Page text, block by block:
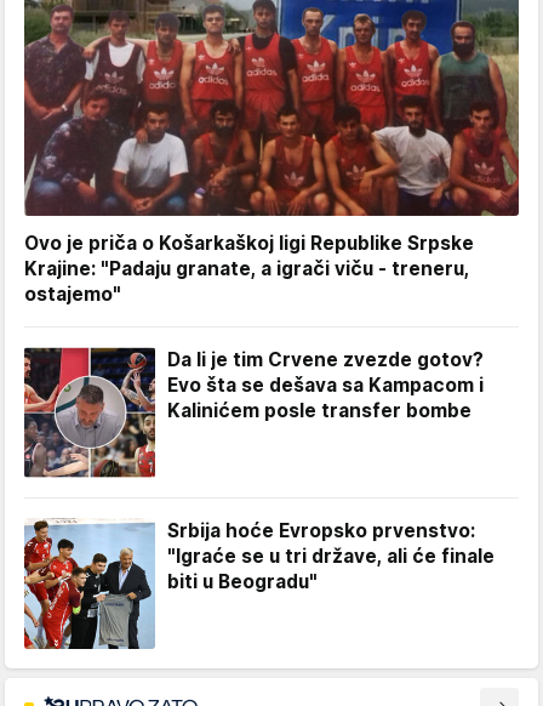
Ovo je priča o Košarkaškoj ligi Republike Srpske
Krajine: "Padaju granate, a igrači viču - treneru,
ostajemo"
Da li je tim Crvene zvezde gotov?
Evo šta se dešava sa Kampacom i
Kalinićem posle transfer bombe
Srbija hoće Evropsko prvenstvo:
"Igraće se u tri države, ali će finale
biti u Beogradu"